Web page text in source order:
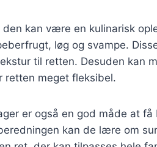
kan være en kulinarisk
løg og svampe.
til retten. Desuden kan
retten meget fleksibel.
er også en god måde at få
kan de lære om